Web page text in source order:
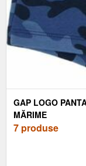
GAP LOGO
MĂRIME
7 produse